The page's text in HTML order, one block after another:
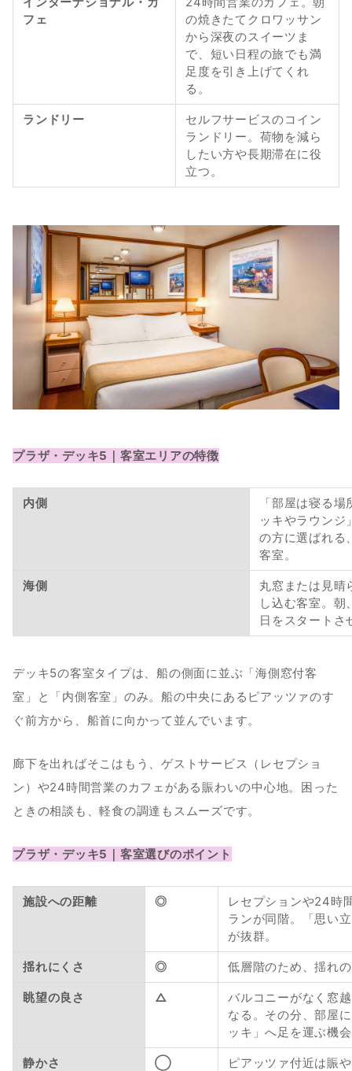
フェ
の焼きたてクロワッサン
から深夜のスイーツま
で、短い日程の旅でも満
足度を引き上げてくれ
る。
ランドリー
セルフサービスのコイン
ランドリー。荷物を減ら
したい方や長期滞在に役
立つ。
プラザ・デッキ5｜客室エリアの特徴
内側
「部屋は寝る
ッキやラウンジ
の方に選ばれる
客室。
海側
丸窓または見晴
し込む客室。朝
日をスタートさ
デッキ5の客室タイプは、船の側面に並ぶ「海側窓付客
室」と「内側客室」のみ。船の中央にあるピアッツァのす
ぐ前方から、船首に向かって並んでいます。
廊下を出ればそこはもう、ゲストサービス（レセプショ
ン）や24時間営業のカフェがある賑わいの中心地。困った
ときの相談も、軽食の調達もスムーズです。
プラザ・デッキ5｜客室選びのポイント
施設への距離 ◎
レセプションや24時
ランが同階。「思い
が抜群。
揺れにくさ ◎ 低層階のため、揺れ
眺望の良さ △
バルコニーがなく窓
なる。その分、部屋
ッキ」へ足を運ぶ機
静かさ ◯
ピアッツァ付近は賑